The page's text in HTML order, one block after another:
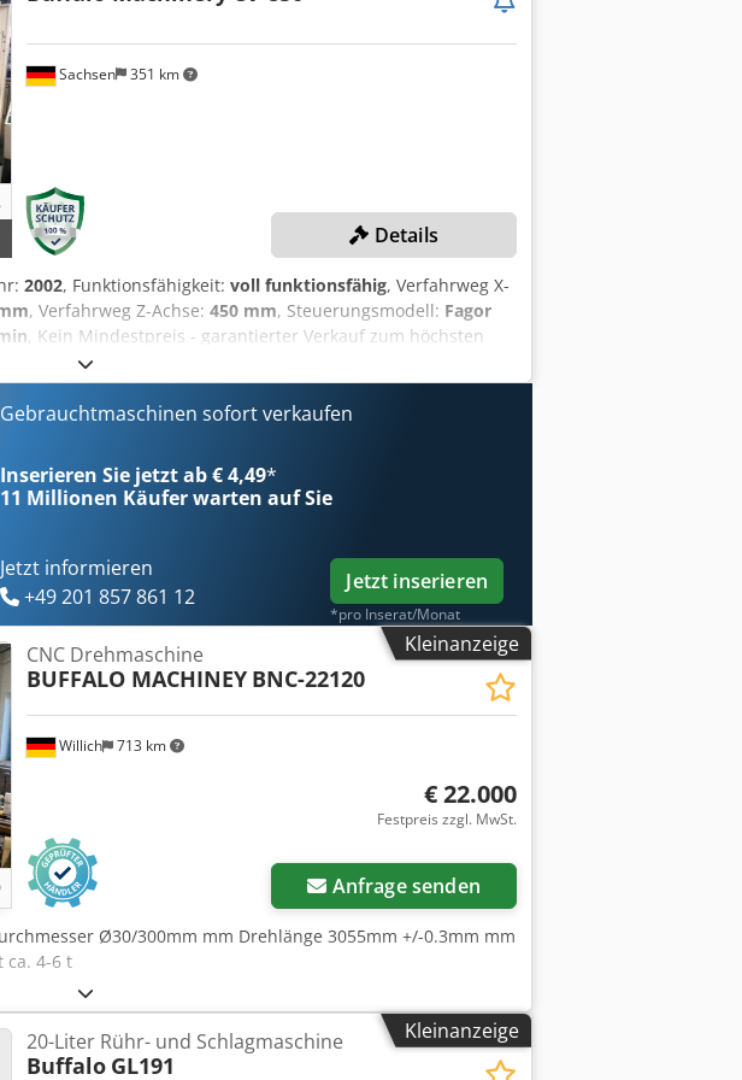
Sachsen 351 km
Details
2002, Funktionsfähigkeit: voll funktionsfähig, Verfahrweg X-
, Verfahrweg Z-Achse: 450 mm, Steuerungsmodell: Fagor
, Kein Mindestpreis - garantierter Verkauf zum höchsten
DETAILS Verfahrweg X-Achse: 850 mm Verfahrweg Y-Achse:
(max.): 1.200 U/min Spindeldrehzahl (min.): 30
mm T-Nuten: je 14 mm breit im Abstand von 60 mm
Steuerung: Fagor 8055/FL Eingangsspannung: 380 V
56 kW AUSSTATTUNG Dokumentation/Handbuch Viele
Gebrauchtmaschinen sofort verkaufen
Inserieren Sie jetzt ab € 4,49*
11 Millionen Käufer warten auf Sie
Jetzt informieren
+49 201 857 861 12
Jetzt inserieren
*pro Inserat/Monat
Kleinanzeige
Willich 713 km
CNC Drehmaschine
BUFFALO MACHINEY BNC-22120
€ 22.000
Festpreis zzgl. MwSt.
Anfrage senden
Ø30/300mm mm Drehlänge 3055mm +/-0.3mm mm
ca. 4-6 t
Kleinanzeige
20-Liter Rühr- und Schlagmaschine
Buffalo GL191